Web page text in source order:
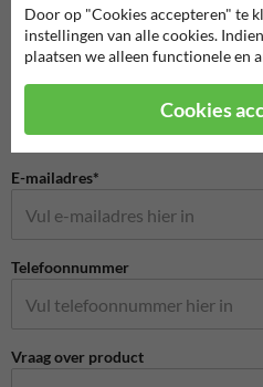
Bedrijfsnaam
E-mailadres*
Telefoonnummer
Vraag over product
Door op "Cookies accepteren" te
instellingen van alle cookies.
plaatsen we alleen functionele en
Cookies